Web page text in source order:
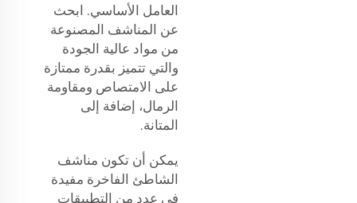
العامل الأساسي. ابحث
عن المناشف المصنوعة
من مواد عالية الجودة
والتي تتميز بقدرة ممتازة
على الامتصاص ومقاومة
الرمال، إضافة إلى
المتانة.
يمكن أن تكون مناشف
الشاطئ الفاخرة مفيدة
في عدد من التطبيقات